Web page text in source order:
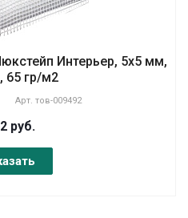
Интерьер, 5х5 мм,
65 гр/м2
Арт. тов-009492
руб.